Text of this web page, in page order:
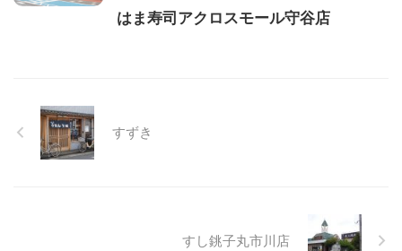
はま寿司アクロスモール守谷店
すずき
すし銚子丸市川店